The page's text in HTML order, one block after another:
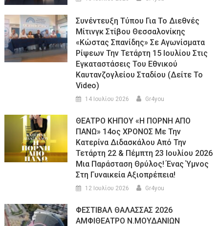
Συνέντευξη Τύπου Για Το Διεθνές
Μίτινγκ Στίβου Θεσσαλονίκης
«Κώστας Σπανίδης» Σε Αγωνίσματα
Ρίψεων Την Τετάρτη 15 Ιουλίου Στις
Εγκαταστάσεις Του Εθνικού
Καυτανζογλείου Σταδίου (Δείτε Το
Video)
14 Ιουλίου 2026 Gr4you
ΘΕΑΤΡΟ ΚΗΠΟΥ «Η ΠΟΡΝΗ ΑΠΟ
ΠΑΝΩ» 14ος ΧΡΟΝΟΣ Με Την
Κατερίνα Διδασκάλου Από Την
Τετάρτη 22 & Πέμπτη 23 Ιουλίου 2026
Μια Παράσταση Θρύλος! Ένας Ύμνος
Στη Γυναικεία Αξιοπρέπεια!
12 Ιουλίου 2026 Gr4you
ΦΕΣΤΙΒΑΛ ΘΑΛΑΣΣΑΣ 2026
ΑΜΦΙΘΕΑΤΡΟ Ν.ΜΟΥΔΑΝΙΩΝ